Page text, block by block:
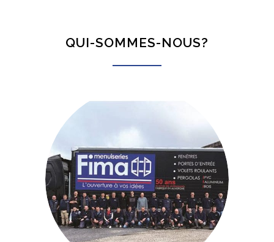
QUI-SOMMES-NOUS?